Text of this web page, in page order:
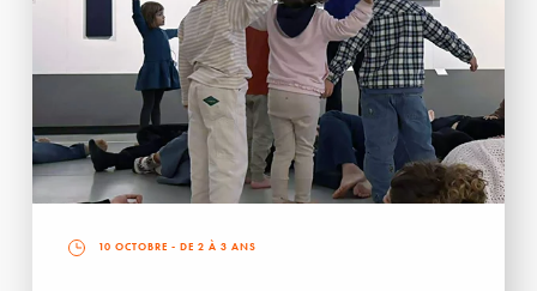
10 OCTOBRE - DE 2 À 3 ANS